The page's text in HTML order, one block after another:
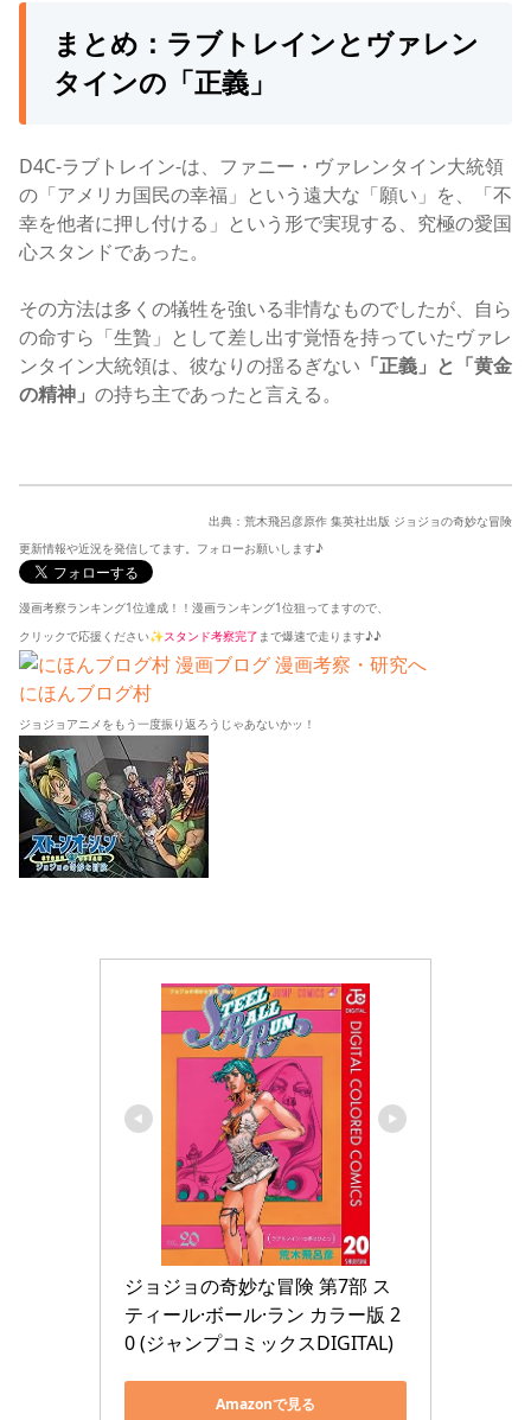
まとめ：ラブトレインとヴァレン
タインの「正義」
D4C-ラブトレイン-は、ファニー・ヴァレンタイン大統領
の「アメリカ国民の幸福」という遠大な「願い」を、「不
幸を他者に押し付ける」という形で実現する、究極の愛国
心スタンドであった。
その方法は多くの犠牲を強いる非情なものでしたが、自ら
の命すら「生贄」として差し出す覚悟を持っていたヴァレ
ンタイン大統領は、彼なりの揺るぎない 「正義」と「黄金
の精神」 の持ち主であったと言える。
出典：荒木飛呂彦原作 集英社出版 ジョジョの奇妙な冒険
更新情報や近況を発信してます。フォローお願いします♪
漫画考察ランキング1位達成！！漫画ランキング1位狙ってますので、
クリックで応援ください✨スタンド考察完了 まで爆速で走ります♪♪
にほんブログ村
ジョジョアニメをもう一度振り返ろうじゃあないかッ！
ジョジョの奇妙な冒険 第7部 ス
ティール·ボール·ラン カラー版 2
0 (ジャンプコミックスDIGITAL)
Amazonで見る